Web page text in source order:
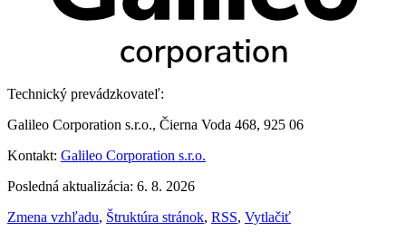
Technický prevádzkovateľ:
Galileo Corporation s.r.o., Čierna Voda 468, 925 06
Kontakt: Galileo Corporation s.r.o.
Posledná aktualizácia: 6. 8. 2026
Zmena vzhľadu, Štruktúra stránok, RSS, Vytlačiť